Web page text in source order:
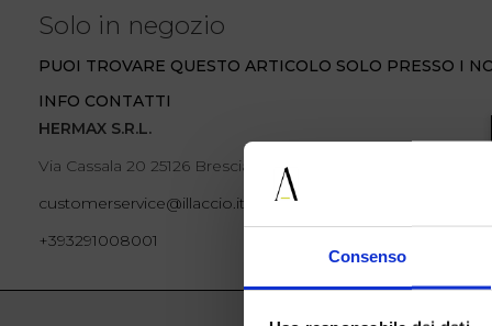
Consenso
Solo in negozio
PUOI TROVARE QUESTO ARTICOLO SOLO PRESSO I
INFO CONTATTI
HERMAX S.R.L.
Via Cassala 20 25126 Brescia
customerservice@illaccio.it
+393291008001